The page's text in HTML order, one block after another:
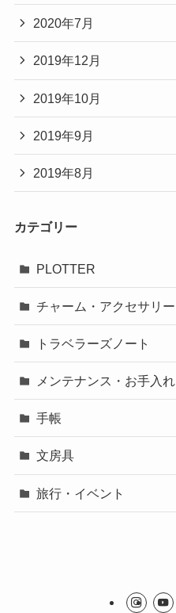
2020年7月
2019年12月
2019年10月
2019年9月
2019年8月
カテゴリー
PLOTTER
チャーム・アクセサリー
トラベラーズノート
メンテナンス・お手入れ
手帳
文房具
旅行・イベント